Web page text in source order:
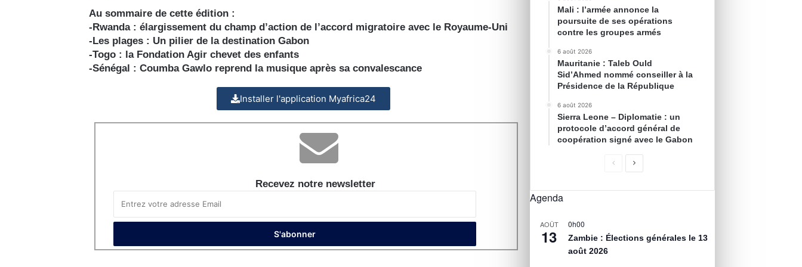
Au sommaire de cette édition :
-Rwanda : élargissement du champ d’action de l’accord migratoire avec le Royaume-Uni
-Les plages : Un pilier de la destination Gabon
-Togo : la Fondation Agir chevet des enfants
-Sénégal : Coumba Gawlo reprend la musique après sa convalescance
Installer l'application Myafrica24
Recevez notre newsletter
Mali : l’armée annonce la
poursuite de ses opérations
contre les groupes armés
6 août 2026
Mauritanie : Taleb Ould
Sid’Ahmed nommé conseiller à la
Présidence de la République
6 août 2026
Sierra Leone – Diplomatie : un
protocole d’accord général de
coopération signé avec le Gabon
Agenda
AOÛT
13
0h00
Zambie : Élections générales le 13
août 2026